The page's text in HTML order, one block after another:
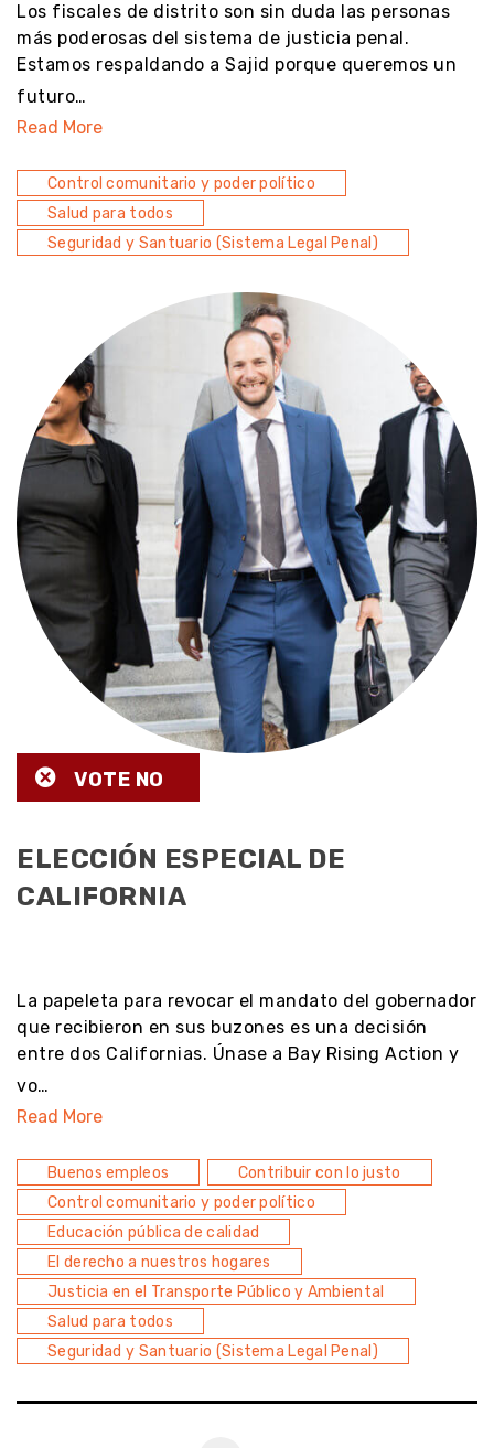
Los fiscales de distrito son sin duda las personas
más poderosas del sistema de justicia penal.
Estamos respaldando a Sajid porque queremos un
futuro…
Read More
Control comunitario y poder político
Salud para todos
Seguridad y Santuario (Sistema Legal Penal)
VOTE NO
ELECCIÓN ESPECIAL DE
CALIFORNIA
La papeleta para revocar el mandato del gobernador
que recibieron en sus buzones es una decisión
entre dos Californias. Únase a Bay Rising Action y
vo…
Read More
Buenos empleos
Contribuir con lo justo
Control comunitario y poder político
Educación pública de calidad
El derecho a nuestros hogares
Justicia en el Transporte Público y Ambiental
Salud para todos
Seguridad y Santuario (Sistema Legal Penal)